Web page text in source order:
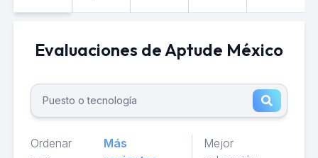
Evaluaciones de Aptude México
Ordenar
Más
Mejor